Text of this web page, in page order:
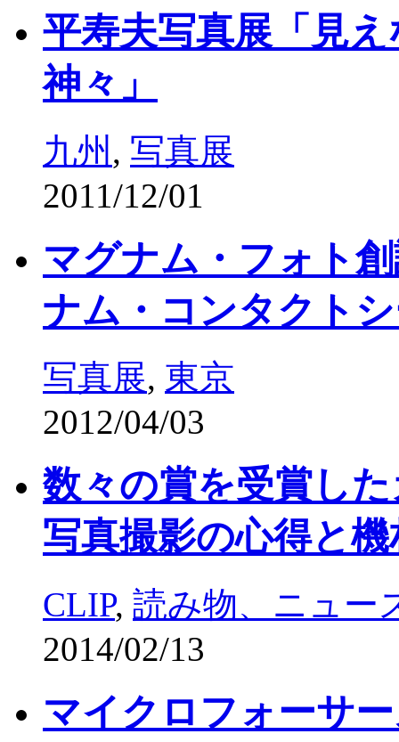
平寿夫写真展「見
神々」
九州 , 写真展
2011/12/01
マグナム・フォト
ナム・コンタクト
写真展, 東京
2012/04/03
数々の賞を受賞し
写真撮影の心得と機
CLIP, 読み物、ニュー
2014/02/13
マイクロフォーサ